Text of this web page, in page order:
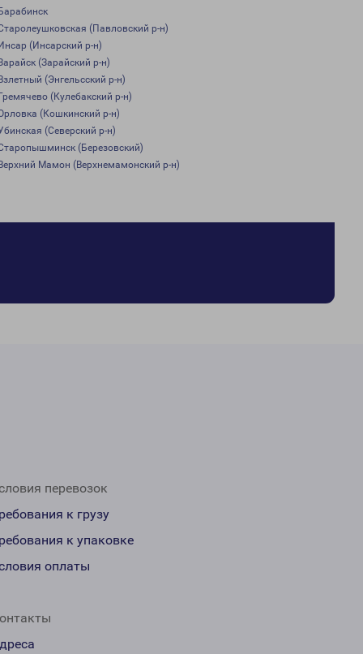
(Павловский р-н)
(Инсарский р-н)
(Зарайский р-н)
(Энгельсский р-н)
(Кулебакский р-н)
(Кошкинский р-н)
(Северский р-н)
(Березовский)
Мамон (Верхнемамонский р-н)
перевозок
к грузу
к упаковке
оплаты